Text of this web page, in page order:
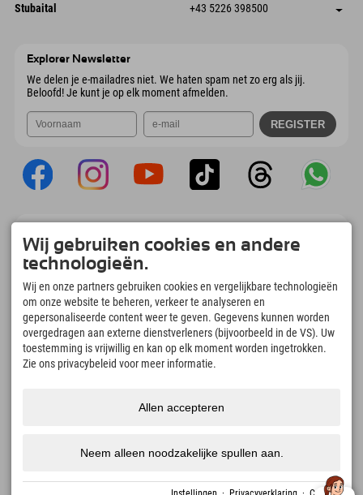
Oostenrijk
Booking
Dorfstraße 24
Adres opslaan
Stubaital +43 5226 398500
Explorer Newsletter
We delen je e-mailadres niet. We haten spam net zo erg als jij.
Beloofd! Je kunt je op elk moment afmelden.
Upload je #ExplorerMoments, Mijn Explorer
To Go met een boekingsoverzicht, bucketlist,
restaurantoverzicht en nog veel meer.
Download nu!
Tijd voor ontdekkingsmomenten
166
Bergmeren en
4.634km
97
Wij gebruiken cookies en andere
technologieën.
Wij en onze partners gebruiken cookies en vergelijkbare technologieën
om onze website te beheren, verkeer te analyseren en
gepersonaliseerde content weer te geven. Gegevens kunnen worden
overgedragen aan externe dienstverleners (bijvoorbeeld in de VS). Uw
toestemming is vrijwillig en kan op elk moment worden ingetrokken.
Zie ons privacybeleid voor meer informatie.
Allen accepteren
Neem alleen noodzakelijke spullen aan.